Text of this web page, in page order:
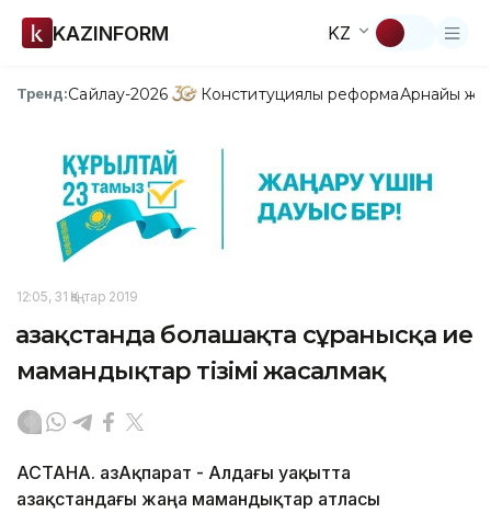
KAZINFORM KZ
Тренд:Сайлау-2026 Конституциялық реформаАрнайы
12:05, 31 Қаңтар 2019
Қазақстанда болашақта сұранысқа ие
мамандықтар тізімі жасалмақ
АСТАНА. ҚазАқпарат - Алдағы уақытта
Қазақстандағы жаңа мамандықтар атласы